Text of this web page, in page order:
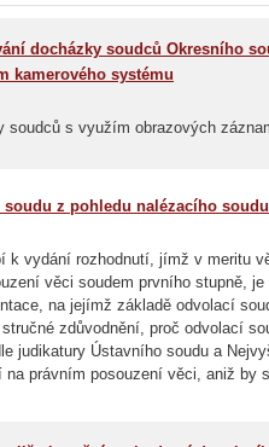
docházky soudců Okresního
kamerového systému
soudců s využím obrazových
z pohledu nalézacího soudu
k vydání rozhodnutí, jímž v meritu
věci soudem prvního stupně,
na jejímž základě odvolací
zdůvodnění, proč odvolací
judikatury Ústavního soudu a
právním posouzení věci, aniž by